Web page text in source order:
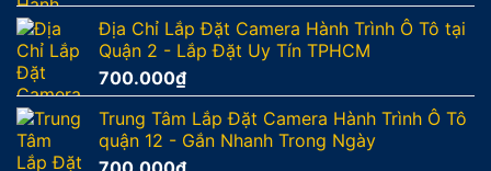
Địa Chỉ Lắp Đặt Camera Hành Trình Ô Tô tại
Quận 2 - Lắp Đặt Uy Tín TPHCM
700.000₫
Trung Tâm Lắp Đặt Camera Hành Trình Ô Tô
quận 12 - Gắn Nhanh Trong Ngày